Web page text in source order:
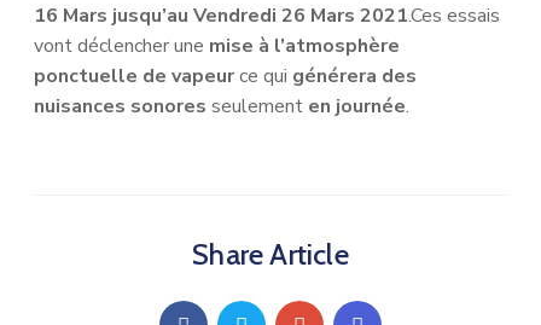
16 Mars jusqu’au Vendredi 26 Mars 2021.Ces essais
vont déclencher une mise à l’atmosphère
ponctuelle de vapeurce qui générera des
nuisances sonores seulement en journée.
Share Article